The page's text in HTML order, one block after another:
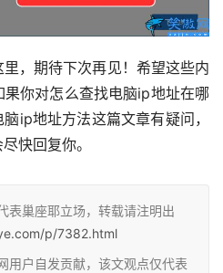
，期待下次再见！希望这些内
你对怎么查找电脑ip地址在哪
ip地址方法这篇文章有疑问，
快回复你。
表巢座耶立场，转载请注明出
p/7382.html
用户自发贡献，该文观点仅代表